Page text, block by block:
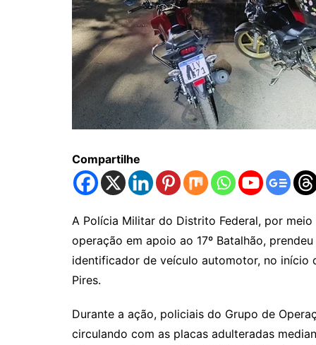
Compartilhe
A Polícia Militar do Distrito Federal, por
operação em apoio ao 17º Batalhão,
identificador de veículo automotor, no
Pires.
Durante a ação, policiais do Grupo de
circulando com as placas adulteradas